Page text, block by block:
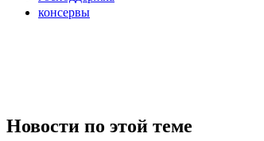
консервы
Новости по этой теме